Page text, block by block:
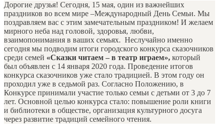
Дорогие друзья! Сегодня, 15 мая, один из важнейших
праздников во всем мире –Международный День Семьи. Мы
поздравляем вас с этим замечательным праздником! И желаем
мирного неба над головой, здоровья, любви,
взаимопонимания в ваших семьях. Неслучайно именно
сегодня мы подводим итоги городского конкурса сказочников
среди семей «Сказки читаем – в театр играем», который
был объявлен с 14 января 2020 года. Проведение итогов
конкурса сказочников уже стало традицией. В этом году он
проходил уже в седьмой раз. Согласно Положению, в
Конкурсе принимали участие только семьи с детьми от 3 до 7
лет. Основной целью конкурса стало: повышение роли книги
и библиотеки в обществе, организация культурного досуга
через развитие традиций семейного чтения.